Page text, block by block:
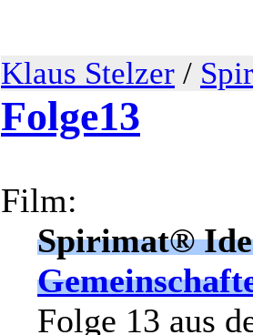
Klaus Stelzer /
Folge13
Film:
Spirimat®
Folge 13 aus